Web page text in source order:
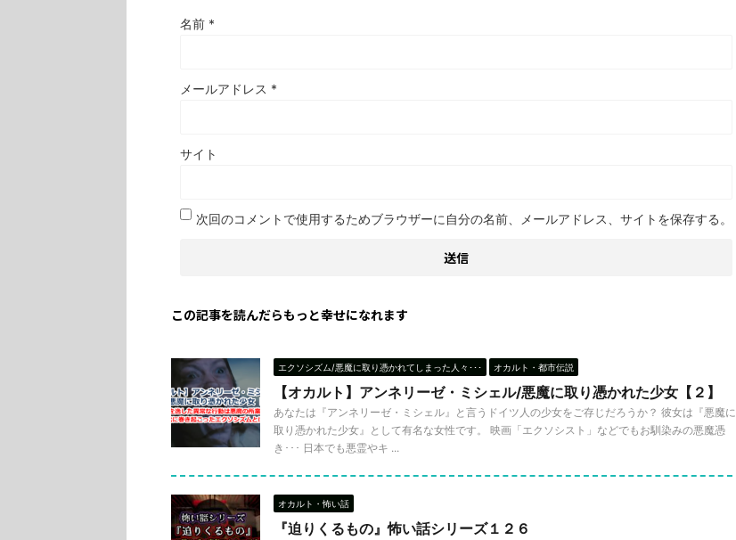
名前 *
メールアドレス *
サイト
次回のコメントで使用するためブラウザーに自分の名前、メールアドレス、サイトを保存する。
この記事を読んだらもっと幸せになれます
エクソシズム/悪魔に取り憑かれてしまった人々･･･ オカルト・都市伝説
【オカルト】アンネリーゼ・ミシェル/悪魔に取り憑かれた少女【２】
あなたは『アンネリーゼ・ミシェル』と言うドイツ人の少女をご存じだろうか？ 彼女は『悪魔に
取り憑かれた少女』として有名な女性です。 映画「エクソシスト」などでもお馴染みの悪魔憑
き･･･ 日本でも悪霊やキ ...
オカルト・怖い話
『迫りくるもの』怖い話シリーズ１２６